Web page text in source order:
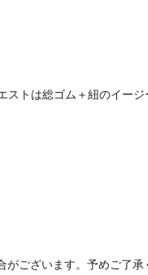
トは総ゴム＋紐のイー
ございます。予めご了承